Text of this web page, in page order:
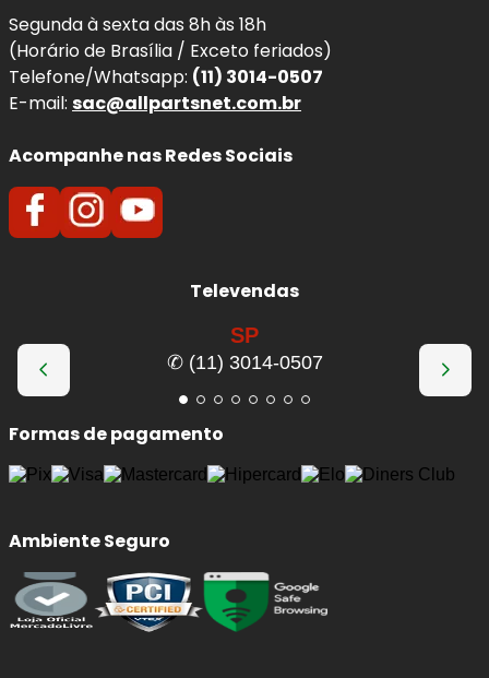
Segunda à sexta das 8h às 18h
(Horário de Brasília / Exceto feriados)
Telefone/Whatsapp: (11) 3014-0507
E-mail: sac@allpartsnet.com.br
Acompanhe nas Redes Sociais
Televendas
SP
✆ (11) 3014-0507
Formas de pagamento
Ambiente Seguro